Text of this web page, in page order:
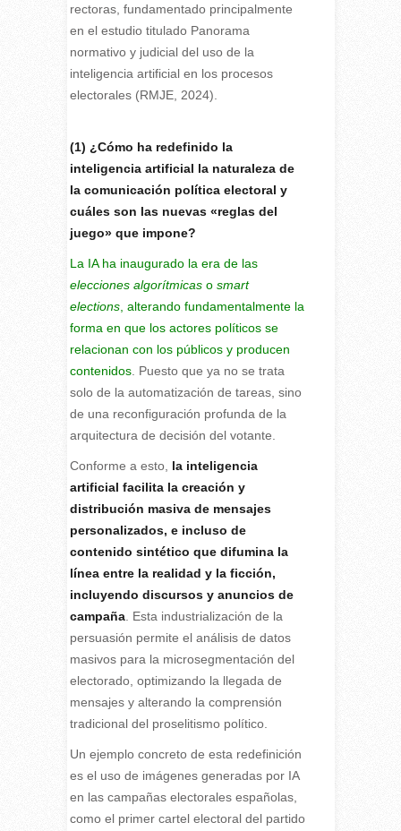
rectoras, fundamentado principalmente
en el estudio titulado Panorama
normativo y judicial del uso de la
inteligencia artificial en los procesos
electorales (RMJE, 2024).
(1) ¿Cómo ha redefinido la
inteligencia artificial la naturaleza de
la comunicación política electoral y
cuáles son las nuevas «reglas del
juego» que impone?
La IA ha inaugurado la era de las
elecciones algorítmicaso smart
elections, alterando fundamentalmente la
forma en que los actores políticos se
relacionan con los públicos y producen
contenidos. Puesto que ya no se trata
solo de la automatización de tareas, sino
de una reconfiguración profunda de la
arquitectura de decisión del votante.
Conforme a esto, la inteligencia
artificial facilita la creación y
distribución masiva de mensajes
personalizados, e incluso de
contenido sintético que difumina la
línea entre la realidad y la ficción,
incluyendo discursos y anuncios de
campaña. Esta industrialización de la
persuasión permite el análisis de datos
masivos para la microsegmentación del
electorado, optimizando la llegada de
mensajes y alterando la comprensión
tradicional del proselitismo político.
Un ejemplo concreto de esta redefinición
es el uso de imágenes generadas por IA
en las campañas electorales españolas,
como el primer cartel electoral del partido